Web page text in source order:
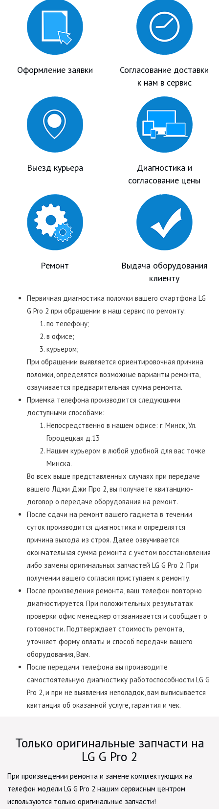
Оформление заявки
Согласование доставки
к нам в сервис
Выезд курьера
Диагностика и
согласование цены
Ремонт
Выдача оборудования
клиенту
Первичная диагностика поломки вашего смартфона LG
G Pro 2 при обращении в наш сервис по ремонту:
по телефону;
в офисе;
курьером;
При обращении выявляется ориентировочная причина
поломки, определятся возможные варианты ремонта,
озвучивается предварительная сумма ремонта.
Приемка телефона производится следующими
доступными способами:
Непосредственно в нашем офисе: г. Минск, Ул.
Городецкая д.13
Нашим курьером в любой удобной для вас точке
Минска.
Во всех выше представленных случаях при передаче
вашего Лджи Джи Про 2, вы получаете квитанцию-
договор о передаче оборудования на ремонт.
После сдачи на ремонт вашего гаджета в течении
суток производится диагностика и определятся
причина выхода из строя. Далее озвучивается
окончательная сумма ремонта с учетом восстановления
либо замены оригинальных запчастей LG G Pro 2. При
получении вашего согласия приступаем к ремонту.
После произведения ремонта, ваш телефон повторно
диагностируется. При положительных результатах
проверки офис менеджер отзванивается и сообщает о
готовности. Подтверждает стоимость ремонта,
уточняет форму оплаты и способ передачи вашего
оборудования, Вам.
После передачи телефона вы производите
самостоятельную диагностику работоспособности LG G
Pro 2, и при не выявления неполадок, вам выписывается
квитанция об оказанной услуге, гарантия и чек.
Только оригинальные запчасти на
LG G Pro 2
При произведении ремонта и замене комплектующих на
телефон модели LG G Pro 2 нашим сервисным центром
используются только оригинальные запчасти!